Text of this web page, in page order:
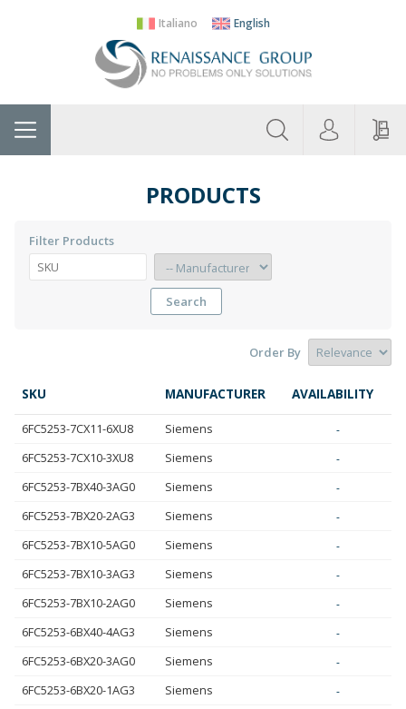
Italiano English
Home Categories
PRODUCTS
Filter Products
Search
Order By
SKU MANUFACTURER AVAILABILITY
6FC5253-7CX11-6XU8 Siemens -
6FC5253-7CX10-3XU8 Siemens -
6FC5253-7BX40-3AG0 Siemens -
6FC5253-7BX20-2AG3 Siemens -
6FC5253-7BX10-5AG0 Siemens -
6FC5253-7BX10-3AG3 Siemens -
6FC5253-7BX10-2AG0 Siemens -
6FC5253-6BX40-4AG3 Siemens -
6FC5253-6BX20-3AG0 Siemens -
6FC5253-6BX20-1AG3 Siemens -